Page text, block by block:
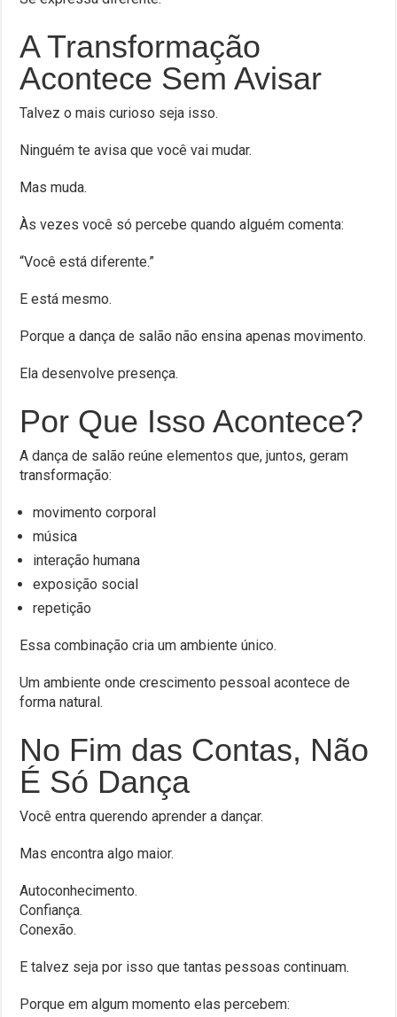
A Transformação
Acontece Sem Avisar
Talvez o mais curioso seja isso.
Ninguém te avisa que você vai mudar.
Mas muda.
Às vezes você só percebe quando alguém comenta:
“Você está diferente.”
E está mesmo.
Porque a dança de salão não ensina apenas movimento.
Ela desenvolve presença.
Por Que Isso Acontece?
A dança de salão reúne elementos que, juntos, geram
transformação:
movimento corporal
música
interação humana
exposição social
repetição
Essa combinação cria um ambiente único.
Um ambiente onde crescimento pessoal acontece de
forma natural.
No Fim das Contas, Não
É Só Dança
Você entra querendo aprender a dançar.
Mas encontra algo maior.
Autoconhecimento.
Confiança.
Conexão.
E talvez seja por isso que tantas pessoas continuam.
Porque em algum momento elas percebem: